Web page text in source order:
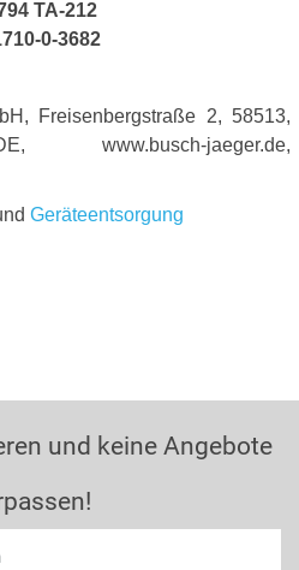
TA-212
0-3682
Freisenbergstraße 2, 58513,
www.busch-jaeger.de,
Geräteentsorgung
und keine Angebote